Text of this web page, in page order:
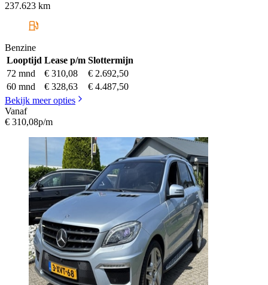
237.623 km
Benzine
Looptijd Lease p/m Slottermijn
72 mnd
€ 310,08
€ 2.692,50
60 mnd
€ 328,63
€ 4.487,50
Bekijk meer opties
Vanaf
€ 310,08p/m